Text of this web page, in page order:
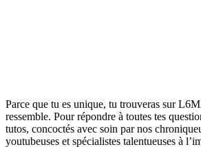
Parce que tu es unique, tu trouveras sur
ressemble. Pour répondre à toutes tes
tutos, concoctés avec soin par nos
youtubeuses et spécialistes talentueuses à